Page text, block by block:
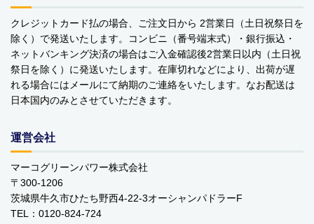
MARNA マーナ
DULTON ダルトン
nailmatic
橋本クロス
国際貿易 KB
価格から探す
クレジットカード払の場合、ご注文日から 2営業日（土日祝祭日を
除く）で発送いたします。コンビニ（番号端末式）・銀行振込・
ネットバンキング決済の場合はご入金確認後2営業日以内（土日祝
祭日を除く）に発送いたします。在庫切れなどにより、出荷が遅
れる場合にはメールにて納期のご連絡をいたします。なお配送は
日本国内のみとさせていただきます。
運営会社
マーコグリーンパワー株式会社
〒300-1206
茨城県牛久市ひたち野西4-22-3オーシャンパドラーF
TEL：0120-824-724